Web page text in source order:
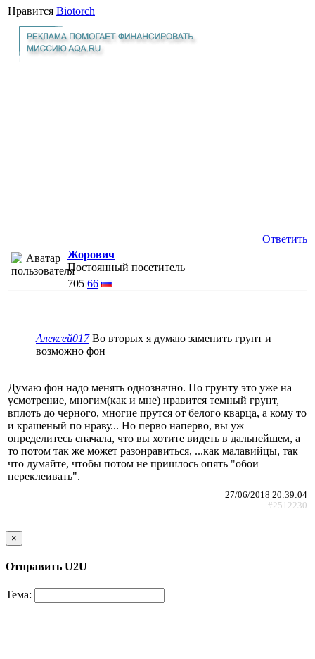
Нравится Biotorch
Ответить
Жорович
Постоянный посетитель
705 66
Алексей017 Во вторых я думаю заменить грунт и
возможно фон
Думаю фон надо менять однозначно. По грунту это уже на
усмотрение, многим(как и мне) нравится темный грунт,
вплоть до черного, многие прутся от белого кварца, а кому то
и крашеный по нраву... Но перво наперво, вы уж
определитесь сначала, что вы хотите видеть в дальнейшем, а
то потом так же может разонравиться, ...как малавийцы, так
что думайте, чтобы потом не пришлось опять "обои
переклеивать".
27/06/2018 20:39:04
#2512230
×
Отправить U2U
Тема: